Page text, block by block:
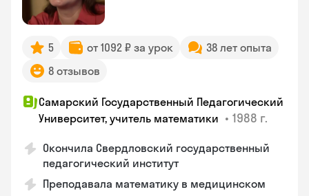
5 от 1092 ₽ за урок
38 лет опыта
8 отзывов
Самарский Государственный Педагогический
Университет, учитель математики • 1988 г.
Окончила Свердловский государственный
педагогический институт
Преподавала математику в медицинском